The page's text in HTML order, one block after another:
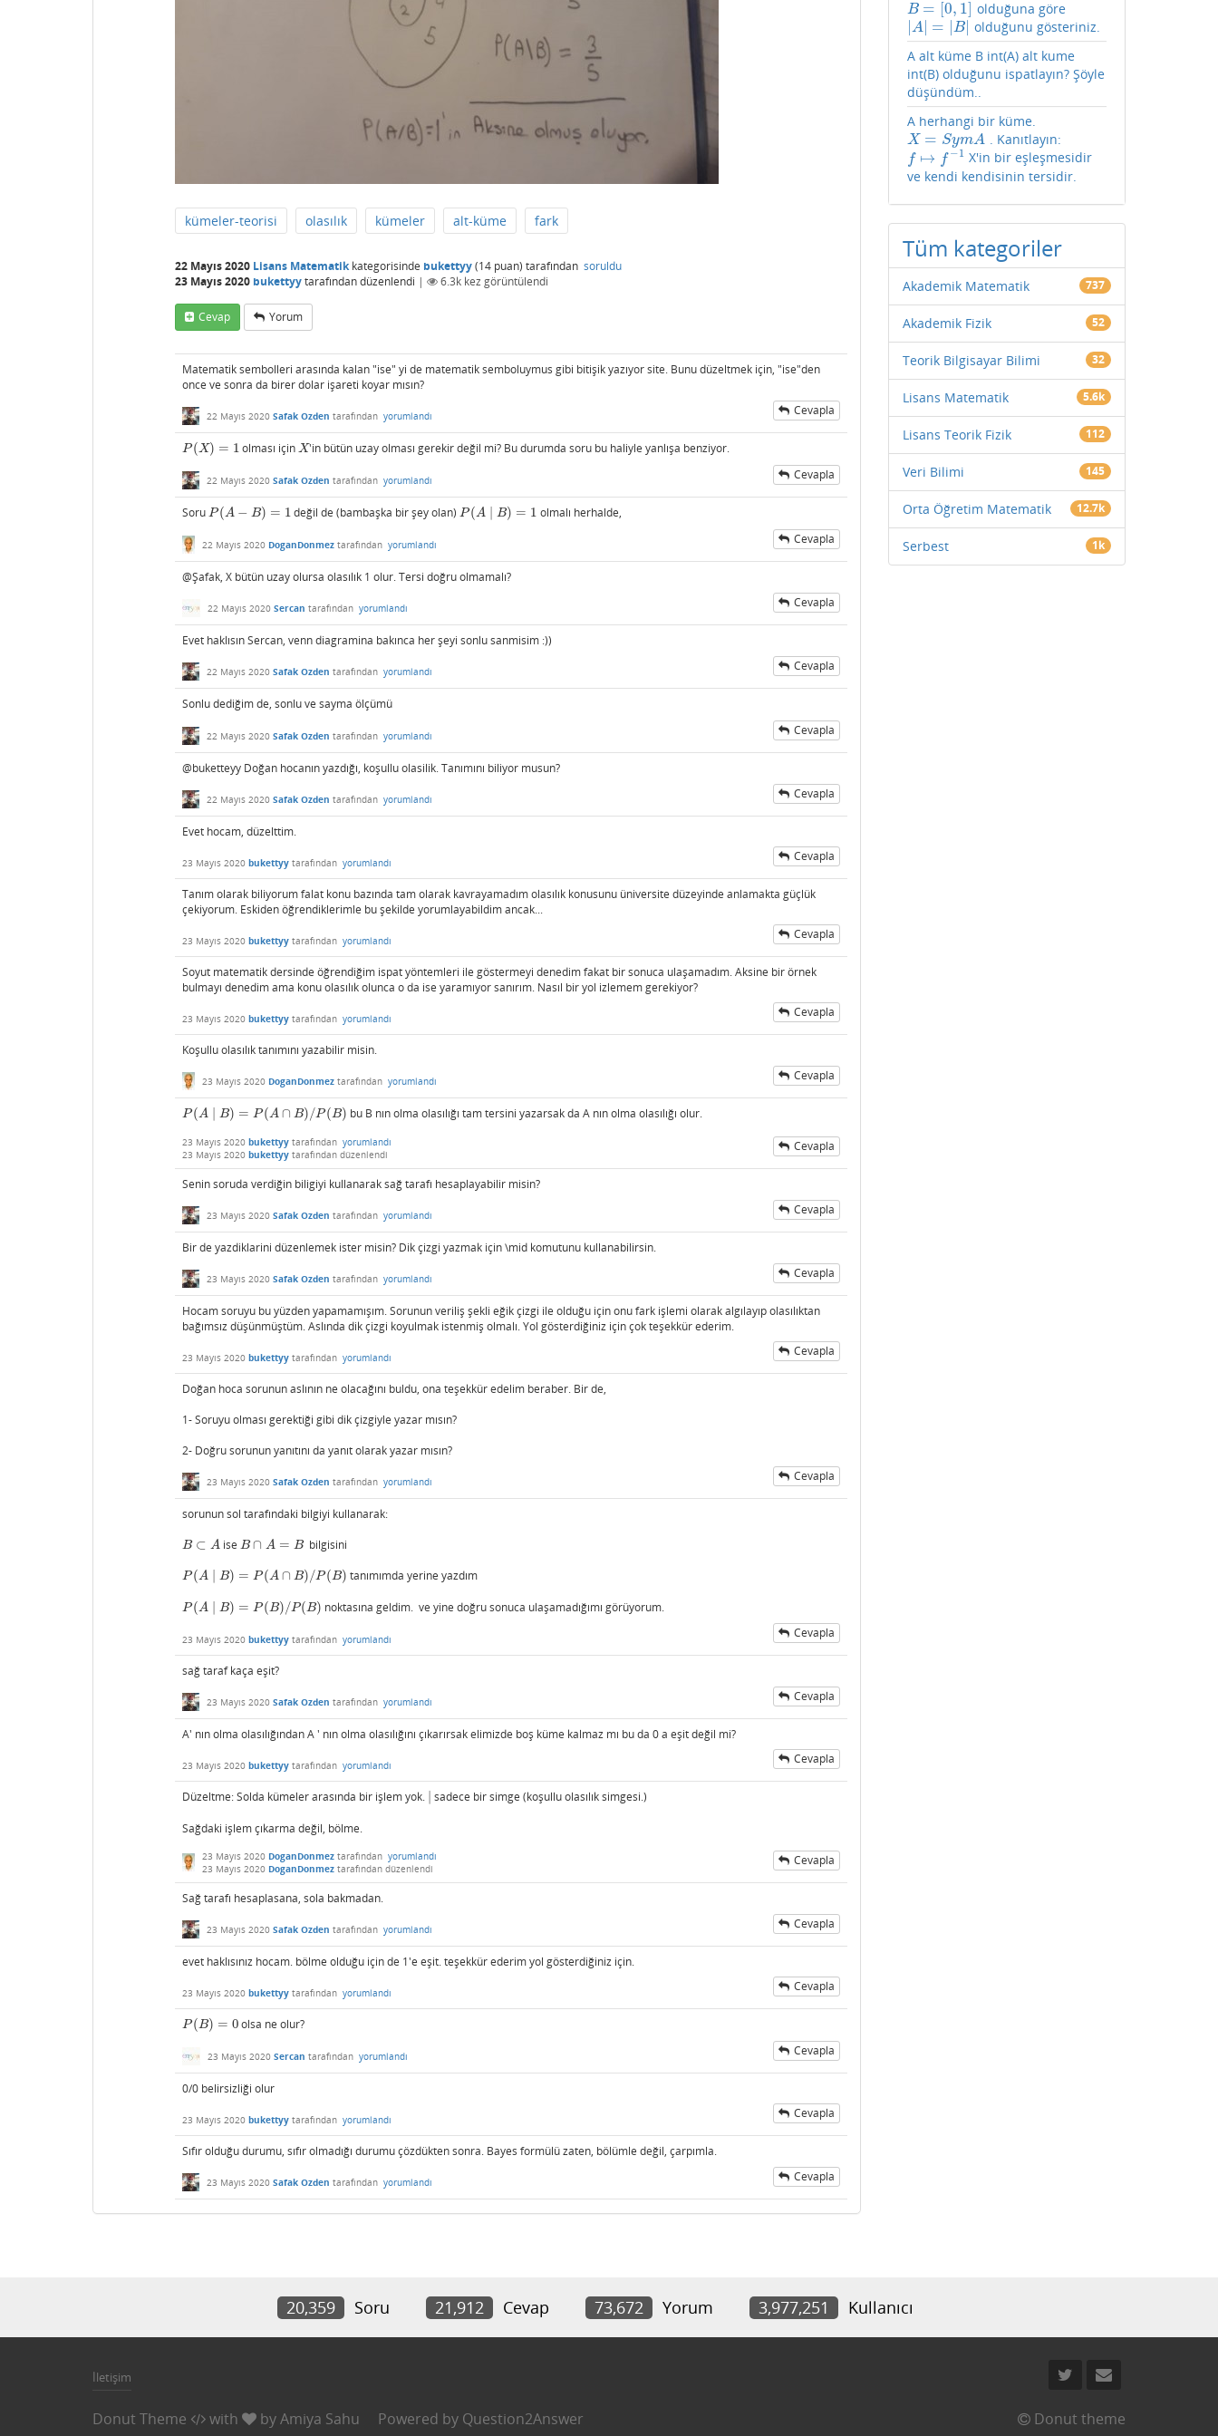
kümeler-teorisi olasılık kümeler alt-küme fark
22 Mayıs 2020 Lisans Matematikkategorisinde bukettyy(14 puan) tarafından soruldu
23 Mayıs 2020 bukettyytarafındandüzenlendi | 6.3k kez görüntülendi
Cevap Yorum
Matematik sembolleri arasında kalan "ise" yi de matematik semboluymus gibi bitişik yazıyor site. Bunu düzeltmek için, "ise"den
once ve sonra da birer dolar işareti koyar mısın?
22 Mayıs 2020 Safak Ozden tarafından yorumlandı Cevapla
P(X) = 1
P(X)=1 olması için X
X 'in bütün uzay olması gerekir değil mi? Bu durumda soru bu haliyle yanlışa benziyor.
22 Mayıs 2020 Safak Ozden tarafından yorumlandı Cevapla
Soru P(A − B) = 1
P(A−B)= 1 değil de (bambaşka bir şey olan)P(A B) = 1
P(A∣B =1 olmalı herhalde,
22 Mayıs 2020 DoganDonmez tarafından yorumlandı Cevapla
@Şafak, X bütün uzay olursa olasılık 1 olur. Tersi doğru olmamalı?
22 Mayıs 2020 Sercan tarafından yorumlandı Cevapla
Evet haklısın Sercan, venn diagramina bakınca her şeyi sonlu sanmisim :))
22 Mayıs 2020 Safak Ozden tarafından yorumlandı Cevapla
Sonlu dediğim de, sonlu ve sayma ölçümü
22 Mayıs 2020 Safak Ozden tarafından yorumlandı Cevapla
@buketteyy Doğan hocanın yazdığı, koşullu olasilik. Tanımını biliyor musun?
22 Mayıs 2020 Safak Ozden tarafından yorumlandı Cevapla
Evet hocam, düzelttim.
23 Mayıs 2020 bukettyy tarafından yorumlandı Cevapla
Tanım olarak biliyorum falat konu bazında tam olarak kavrayamadım olasılık konusunu üniversite düzeyinde anlamakta güçlük
çekiyorum. Eskiden öğrendiklerimle bu şekilde yorumlayabildim ancak...
23 Mayıs 2020 bukettyy tarafından yorumlandı Cevapla
Soyut matematik dersinde öğrendiğim ispat yöntemleri ile göstermeyi denedim fakat bir sonuca ulaşamadım. Aksine bir örnek
bulmayı denedim ama konu olasılık olunca o da ise yaramıyor sanırım. Nasıl bir yol izlemem gerekiyor?
23 Mayıs 2020 bukettyy tarafından yorumlandı Cevapla
Koşullu olasılık tanımını yazabilir misin.
23 Mayıs 2020 DoganDonmez tarafından yorumlandı Cevapla
P(A B) = P(A ∩ B)/P(B)
P(A∣B =P(A ∩B)/P(B) bu B nın olma olasılığı tam tersini yazarsak da A nın olma olasılığı olur.
23 Mayıs 2020 bukettyy tarafından yorumlandı
23 Mayıs 2020 bukettyy tarafından düzenlendi
Cevapla
Senin soruda verdiğin biligiyi kullanarak sağ tarafı hesaplayabilir misin?
23 Mayıs 2020 Safak Ozden tarafından yorumlandı Cevapla
Bir de yazdiklarini düzenlemek ister misin? Dik çizgi yazmak için \mid komutunu kullanabilirsin.
23 Mayıs 2020 Safak Ozden tarafından yorumlandı Cevapla
Hocam soruyu bu yüzden yapamamışım. Sorunun veriliş şekli eğik çizgi ile olduğu için onu fark işlemi olarak algılayıp olasılıktan
bağımsız düşünmüştüm. Aslında dik çizgi koyulmak istenmiş olmalı. Yol gösterdiğiniz için çok teşekkür ederim.
23 Mayıs 2020 bukettyy tarafından yorumlandı Cevapla
Doğan hoca sorunun aslının ne olacağını buldu, ona teşekkür edelim beraber. Bir de,
1- Soruyu olması gerektiği gibi dik çizgiyle yazar mısın?
2- Doğru sorunun yanıtını da yanıt olarak yazar mısın?
23 Mayıs 2020 Safak Ozden tarafından yorumlandı Cevapla
sorunun sol tarafındaki bilgiyi kullanarak:
B ⊂ A
B⊂A ise B ∩ A = B
B∩A =B bilgisini
P(A B) = P(A ∩ B)/P(B)
P(A∣B =P(A ∩B)/P(B) tanımımda yerine yazdım
P(A B) = P(B)/P(B)
P(A∣B =P(B )/P (B) noktasına geldim. ve yine doğru sonuca ulaşamadığımı görüyorum.
23 Mayıs 2020 bukettyy tarafından yorumlandı Cevapla
sağ taraf kaça eşit?
23 Mayıs 2020 Safak Ozden tarafından yorumlandı Cevapla
A' nın olma olasılığından A ' nın olma olasılığını çıkarırsak elimizde boş küme kalmaz mı bu da 0 a eşit değil mi?
23 Mayıs 2020 bukettyy tarafından yorumlandı Cevapla
Düzeltme: Solda kümeler arasında bir işlem yok. sadece bir simge (koşullu olasılık simgesi.)
Sağdaki işlem çıkarma değil, bölme.
23 Mayıs 2020 DoganDonmez tarafından yorumlandı
23 Mayıs 2020 DoganDonmez tarafından düzenlendi
Cevapla
Sağ tarafı hesaplasana, sola bakmadan.
23 Mayıs 2020 Safak Ozden tarafından yorumlandı Cevapla
evet haklısınız hocam. bölme olduğu için de 1'e eşit. teşekkür ederim yol gösterdiğiniz için.
23 Mayıs 2020 bukettyy tarafından yorumlandı Cevapla
P(B) = 0
P(B)=0 olsa ne olur?
23 Mayıs 2020 Sercan tarafından yorumlandı Cevapla
0/0 belirsizliği olur
23 Mayıs 2020 bukettyy tarafından yorumlandı Cevapla
Sıfır olduğu durumu, sıfır olmadığı durumu çözdükten sonra. Bayes formülü zaten, bölümle değil, çarpımla.
23 Mayıs 2020 Safak Ozden tarafından yorumlandı Cevapla
B = [0, 1]
B= [0, ] olduğuna göre
A| = |B
|A| =| |
olduğunu gösteriniz.
A alt küme B int(A) alt kume
int(B) olduğunu ispatlayın? Şöyle
düşündüm..
A herhangi bir küme.
X = SymA
X= SymA . Kanıtlayın:
f ↦ f −1
f↦f−1
X'in bir eşleşmesidir
ve kendi kendisinin tersidir.
Tüm kategoriler
Akademik Matematik 737
Akademik Fizik 52
Teorik Bilgisayar Bilimi 32
Lisans Matematik 5.6k
Lisans Teorik Fizik 112
Veri Bilimi 145
Orta Öğretim Matematik 12.7k
Serbest 1k
20,359 Soru 21,912 Cevap 73,672 Yorum 3,977,251 Kullanıcı
İletişim
Donut Theme with byAmiya Sahu Powered by Question2Answer Donut theme